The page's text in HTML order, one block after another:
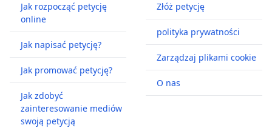
Jak rozpocząć petycję
online
Jak napisać petycję?
Jak promować petycję?
Jak zdobyć
zainteresowanie mediów
swoją petycją
Złóż petycję
polityka prywatności
Zarządzaj plikami cookie
O nas